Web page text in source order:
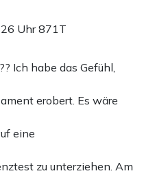
Uhr871T
Ich habe das Gefühl,
erobert. Es wäre
eine
zu unterziehen. Am